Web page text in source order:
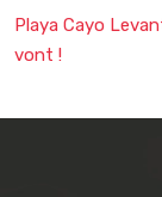
Playa Cayo
vont !